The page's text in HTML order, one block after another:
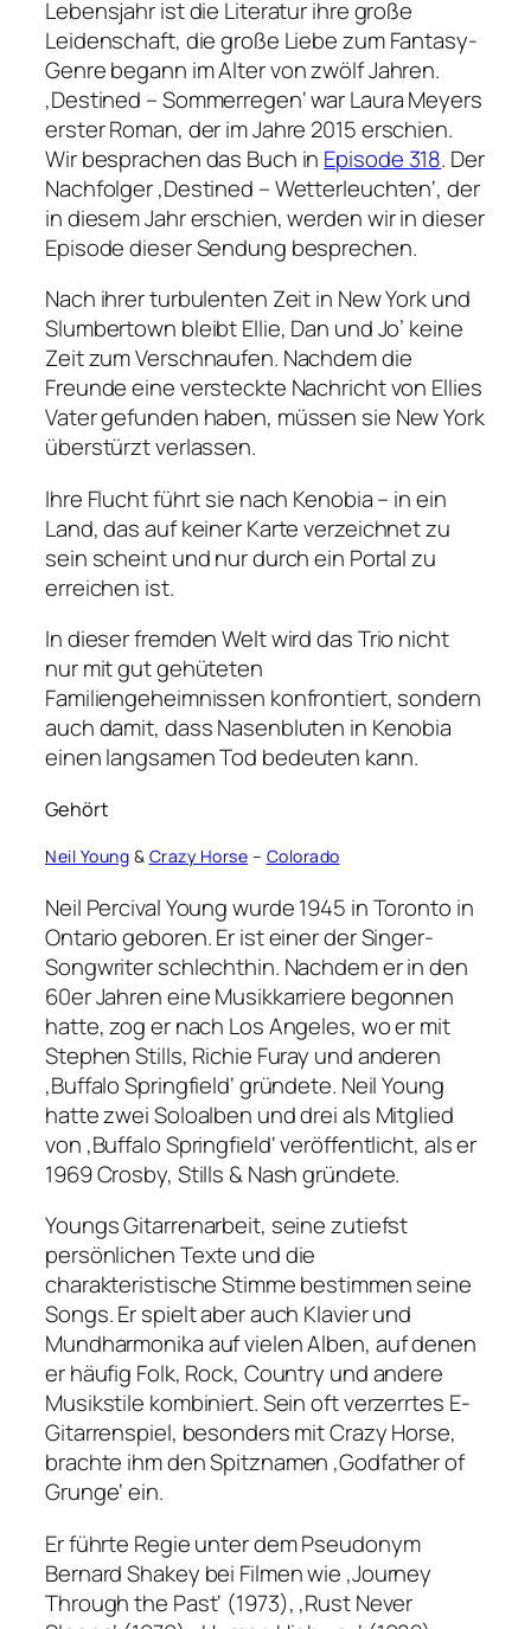
Lebensjahr ist die Literatur ihre große
Leidenschaft, die große Liebe zum Fantasy-
Genre begann im Alter von zwölf Jahren.
‚Destined – Sommerregen‘ war Laura Meyers
erster Roman, der im Jahre 2015 erschien.
Wir besprachen das Buch in Episode 318. Der
Nachfolger ‚Destined – Wetterleuchten‘, der
in diesem Jahr erschien, werden wir in dieser
Episode dieser Sendung besprechen.
Nach ihrer turbulenten Zeit in New York und
Slumbertown bleibt Ellie, Dan und Jo’ keine
Zeit zum Verschnaufen. Nachdem die
Freunde eine versteckte Nachricht von Ellies
Vater gefunden haben, müssen sie New York
überstürzt verlassen.
Ihre Flucht führt sie nach Kenobia – in ein
Land, das auf keiner Karte verzeichnet zu
sein scheint und nur durch ein Portal zu
erreichen ist.
In dieser fremden Welt wird das Trio nicht
nur mit gut gehüteten
Familiengeheimnissen konfrontiert, sondern
auch damit, dass Nasenbluten in Kenobia
einen langsamen Tod bedeuten kann.
Gehört
Neil Young & Crazy Horse – Colorado
Neil Percival Young wurde 1945 in Toronto in
Ontario geboren. Er ist einer der Singer-
Songwriter schlechthin. Nachdem er in den
60er Jahren eine Musikkarriere begonnen
hatte, zog er nach Los Angeles, wo er mit
Stephen Stills, Richie Furay und anderen
‚Buffalo Springfield‘ gründete. Neil Young
hatte zwei Soloalben und drei als Mitglied
von ‚Buffalo Springfield‘ veröffentlicht, als er
1969 Crosby, Stills & Nash gründete.
Youngs Gitarrenarbeit, seine zutiefst
persönlichen Texte und die
charakteristische Stimme bestimmen seine
Songs. Er spielt aber auch Klavier und
Mundharmonika auf vielen Alben, auf denen
er häufig Folk, Rock, Country und andere
Musikstile kombiniert. Sein oft verzerrtes E-
Gitarrenspiel, besonders mit Crazy Horse,
brachte ihm den Spitznamen ‚Godfather of
Grunge‘ ein.
Er führte Regie unter dem Pseudonym
Bernard Shakey bei Filmen wie ‚Journey
Through the Past‘ (1973), ‚Rust Never